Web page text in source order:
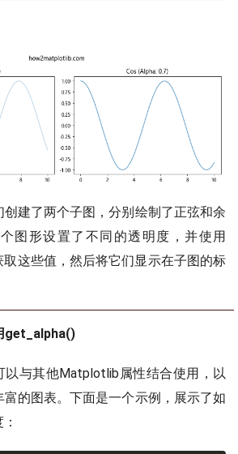
建了两个子图，分别绘制了正弦和余
图形设置了不同的透明度，并使用
取这些值，然后将它们显示在子图的标
get_alpha()
以与其他Matplotlib属性结合使用，以
的图表。下面是一个示例，展示了如